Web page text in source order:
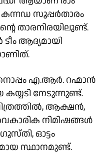
കന്നഡ സൂപ്പർതാരം
താരനിരയിലുണ്ട്.
ആദ്യമായി
എ.ആർ. റഹ്മാൻ
നേടുന്നുണ്ട്.
ആക്ഷൻ,
നിമിഷങ്ങൾ
ഗുസ്തി, ഓട്ടം
സ്ഥാനമുണ്ട്.